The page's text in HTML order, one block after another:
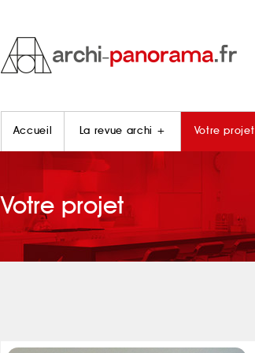
Accueil La revue archi + Votre projet
Votre projet